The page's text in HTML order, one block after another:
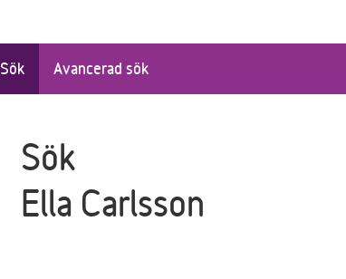
Sök Avancerad sök
Sök
Ella Carlsson